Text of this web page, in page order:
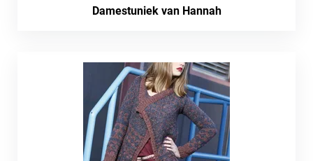
Damestuniek van Hannah